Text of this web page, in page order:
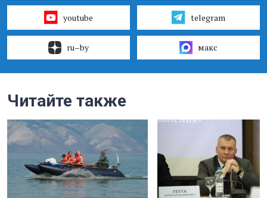
youtube telegram
ru–by макс
Читайте также